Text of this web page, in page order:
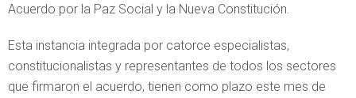
Acuerdo por la Paz Social y la Nueva Constitución.
Esta instancia integrada por catorce especialistas,
constitucionalistas y representantes de todos los sectores
que firmaron el acuerdo, tienen como plazo este mes de